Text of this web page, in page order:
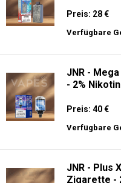
Preis: 28 €
Verfügbare
JNR -
- 2%
Preis: 40 €
Verfügbare
JNR - Plus
Zigarette -